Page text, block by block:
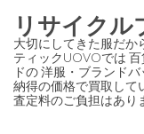
ン
テ
ン
ツ
リサイクル
大切にしてきた服だか
ティックUOVOでは
ドの 洋服・ブランド
納得の価格で買取して
査定料のご負担はあり